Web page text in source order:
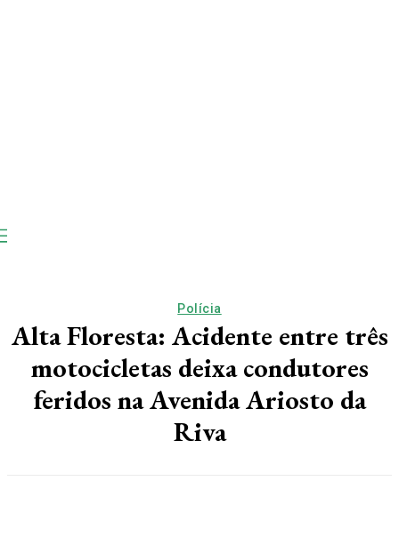
Polícia
Alta Floresta: Acidente entre três
motocicletas deixa condutores
feridos na Avenida Ariosto da
Riva